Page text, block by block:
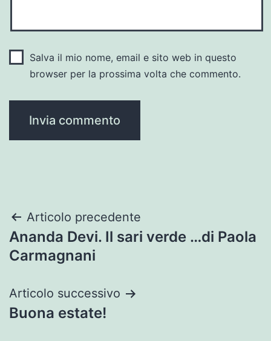
Salva il mio nome, email e sito web in questo
browser per la prossima volta che commento.
Navigazione
articoli
Articolo precedente
Ananda Devi. Il sari verde …di Paola
Carmagnani
Articolo successivo
Buona estate!